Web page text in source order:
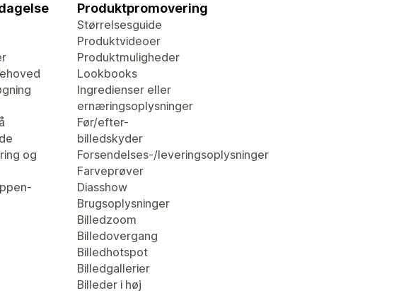
og
Produktpromovering
Størrelsesguide
Produktvideoer
Produktmuligheder
Lookbooks
Ingredienser eller
ernæringsoplysninger
Før/efter-
billedskyder
Forsendelses-/leveringsoplysninger
Farveprøver
Diasshow
Brugsoplysninger
Billedzoom
Billedovergang
Billedhotspot
Billedgallerier
Billeder i høj